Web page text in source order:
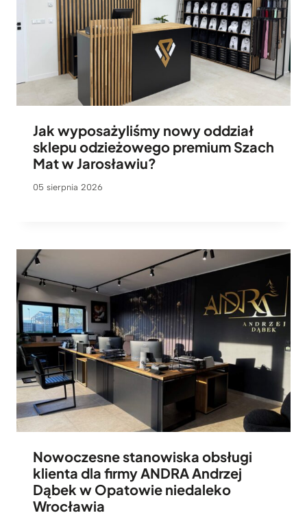
Jak wyposażyliśmy nowy oddział
sklepu odzieżowego premium Szach
Mat w Jarosławiu?
05 sierpnia 2026
Nowoczesne stanowiska obsługi
klienta dla firmy ANDRA Andrzej
Dąbek w Opatowie niedaleko
Wrocławia